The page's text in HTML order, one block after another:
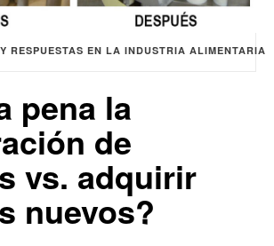
RESPUESTAS EN LA INDUSTRIA ALIMENTARIA
pena la
de
vs. adquirir
nuevos?